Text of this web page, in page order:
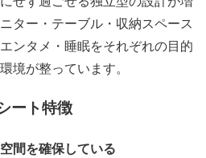
ター・テーブル・収納スペース
ンタメ・睡眠をそれぞれの目的
境が整っています。
ート特徴
間を確保している